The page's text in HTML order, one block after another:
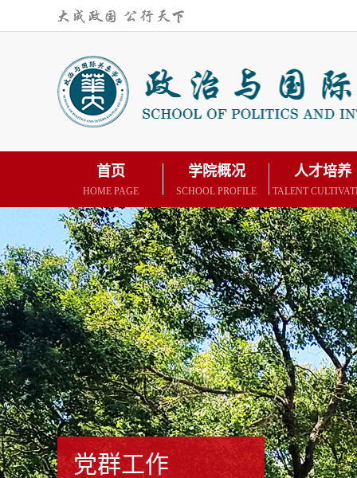
首页
HOME PAGE
学院概况
SCHOOL PROFILE
人才培养
TALENT
党群工作